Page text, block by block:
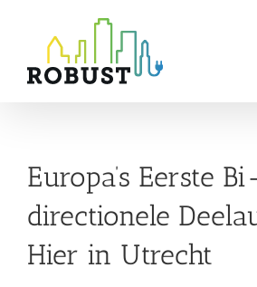
content
Europa’s Eerste
directionele
Hier in Utrecht